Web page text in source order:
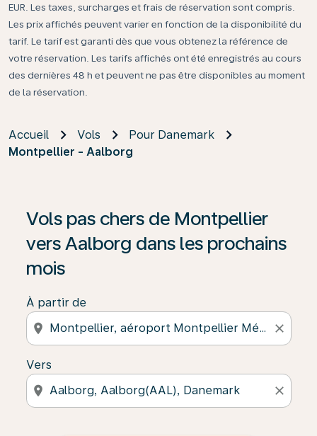
EUR. Les taxes, surcharges et frais de réservation sont compris.
Les prix affichés peuvent varier en fonction de la disponibilité du
tarif. Le tarif est garanti dès que vous obtenez la référence de
votre réservation. Les tarifs affichés ont été enregistrés au cours
des dernières 48 h et peuvent ne pas être disponibles au moment
de la réservation.
Accueil Vols
Pour Danemark
Montpellier - Aalborg
Vols pas chers de Montpellier
vers Aalborg dans les prochains
mois
À partir de
location_on close
Vers
location_on close